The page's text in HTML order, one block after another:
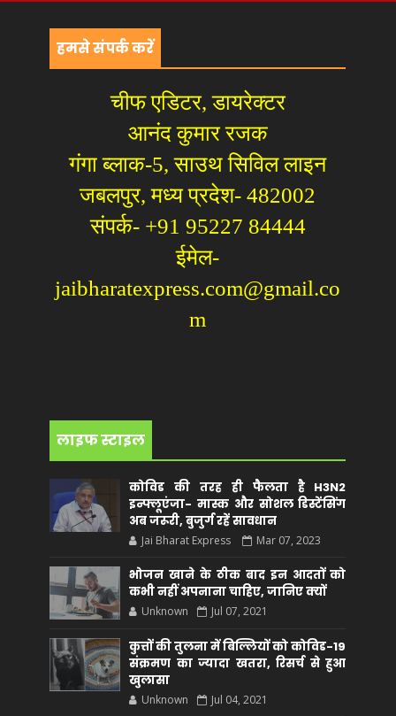
हमसे संपर्क करें
चीफ एडिटर, डायरेक्टर
आनंद कुमार रजक
गंगा ब्लाक-5, साउथ सिविल लाइन
जबलपुर, मध्य प्रदेश- 482002
संपर्क- +91 95227 84444
ईमेल-
jaibharatexpress.com@gmail.co
m
लाइफ स्टाइल
कोविड की तरह ही फैलता है H3N2
इन्फ्लूएंजा- मास्क और सोशल डिस्टेंसिंग
अब जरूरी, बुजुर्ग रहें सावधान
Jai Bharat Express Mar 07, 2023
भोजन खाने के ठीक बाद इन आदतों को
कभी नहीं अपनाना चाहिए, जानिए क्यों
Unknown Jul 07, 2021
कुत्तों की तुलना में बिल्लियों को कोविड-19
संक्रमण का ज्यादा खतरा, रिसर्च से हुआ
खुलासा
Unknown Jul 04, 2021